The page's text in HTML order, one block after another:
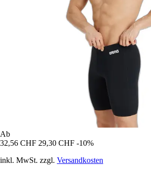
Ab
32,56 CHF 29,30 CHF -10%
inkl. MwSt. zzgl. Versandkosten